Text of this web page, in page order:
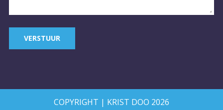
VERSTUUR
COPYRIGHT | KRIST DOO 2026